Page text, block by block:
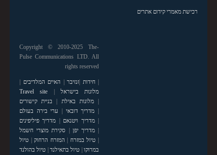
רכישת מאמרי קידום אתרים
Copyright © 2010-2025 The-
Pulse Communications LTD. All
rights reserved
|חידות |זנזיבר | האיים המלדיבים |
מלונות בישראל |
Travel site
|מלונות באילת | בניית קישורים
| מדריך דובאי | ערי בירה בעולם
|מדריך ויטנאם | מדריך פיליפינים
|מדריך יפן | סקירת מוצרי חשמל
| טיול במזרח | המזרח הרחוק| טיול
במרוקו| טיול בתאילנד| טיול בהולנד